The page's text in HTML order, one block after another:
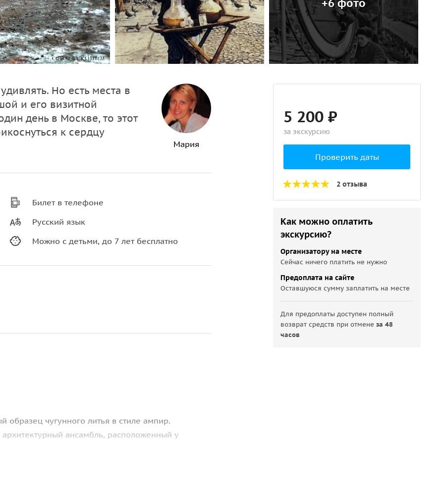
+6 фото
Но есть места в
и его визитной
день в Москве, то этот
к сердцу
Мария
Билет в телефоне
Русский язык
Можно с детьми, до 7 лет бесплатно
образец чугунного литья в стиле ампир.
ансамбль, расположенный у
сказок» З. Церетели.
5 200 ₽
за экскурсию
Проверить даты
2 отзыва
Как можно оплатить
экскурсию?
Организатору на месте
Сейчас ничего платить не нужно
Предоплата на сайте
Оставшуюся сумму заплатить на месте
Для предоплаты доступен полный
возврат средств при отменеза 48
часов